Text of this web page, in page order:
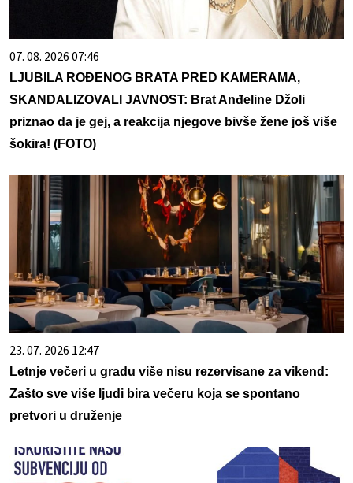
07. 08. 2026 07:46
LJUBILA ROĐENOG BRATA PRED KAMERAMA,
SKANDALIZOVALI JAVNOST: Brat Anđeline Džoli
priznao da je gej, a reakcija njegove bivše žene još više
šokira! (FOTO)
23. 07. 2026 12:47
Letnje večeri u gradu više nisu rezervisane za vikend:
Zašto sve više ljudi bira večeru koja se spontano
pretvori u druženje